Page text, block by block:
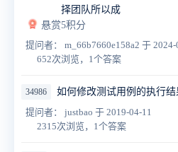
择团队所以成
悬赏5积分
提问者： m_66b7660e158a2 于 2024-
652次浏览，1个答案
34986 如何修改测试用例的执行结
提问者： justbao 于 2019-04-11
2315次浏览，1个答案